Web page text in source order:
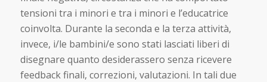
tensioni tra i minori e tra i minori e l’educatrice
coinvolta. Durante la seconda e la terza attività,
invece, i/le bambini/e sono stati lasciati liberi di
disegnare quanto desiderassero senza ricevere
feedback finali, correzioni, valutazioni. In tali due